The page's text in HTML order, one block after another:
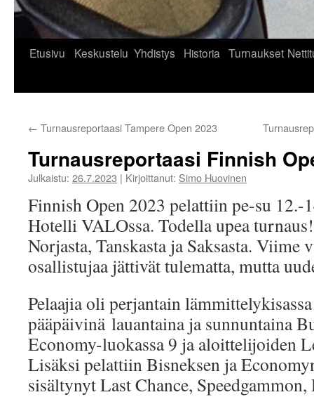
Etusivu Keskustelu Yhdistys Historia Turnaukset
← Turnausreportaasi Tampere Open 2023
Turnausreportaasi Finnish
Julkaistu: 26.7.2023 | Kirjoittanut: Simo Huovinen
Finnish Open 2023 pelattiin pe-su 12.-
Hotelli VALOssa. Todella upea
Norjasta, Tanskasta ja Saksasta. Viime
osallistujaa jättivät tulematta, mutta
Pelaajia oli perjantain
pääpäivinä lauantaina ja sunnuntaina
Economy-luokassa 9 ja aloittelijoiden
Lisäksi pelattiin Bisneksen ja
sisältynyt Last Chance,